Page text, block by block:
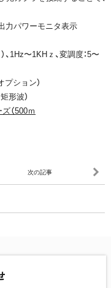
力パワーモニタ表示
1Hz〜1KHｚ、変調度：5〜
ション）
形波）
（500ｍ
次の記事